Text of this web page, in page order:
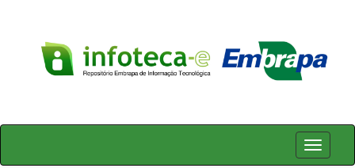
Skip